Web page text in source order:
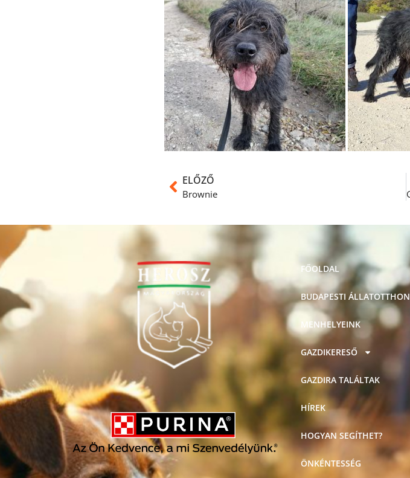
ELŐZŐ
Brownie
FŐOLDAL
BUDAPESTI ÁLLATOTTHON
MENHELYEINK
GAZDIKERESŐ
GAZDIRA TALÁLTAK
HÍREK
HOGYAN SEGÍTHET?
ÖNKÉNTESSÉG